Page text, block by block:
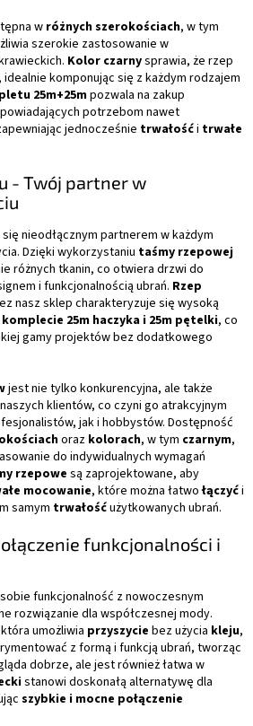
w różnych szerokościach, w tym
szerokie zastosowanie w
Kolor czarnysprawia, że rzep
komponując się z każdym rodzajem
25m+25mpozwala na zakup
potrzebom nawet
jednocześnie trwałośći trwałe
- Twój partner w
nieodłącznym partnerem w każdym
Dzięki wykorzystaniu taśmy rzepowej
różnych tkanin, co otwiera drzwi do
i funkcjonalnością ubrań. Rzep
nasz sklep charakteryzuje się wysoką
komplecie 25m haczyka i 25m pętelki, co
gamy projektów bez dodatkowego
jest nie tylko konkurencyjna, ale także
klientów, co czyni go atrakcyjnym
jak i hobbystów. Dostępność
oraz kolorach, w tym czarnym,
do indywidualnych wymagań
rzepowe są zaprojektowane, aby
mocowanie, które można łatwołączyći
samym trwałośćużytkowanych ubrań.
funkcjonalności i
funkcjonalność z nowoczesnym
rozwiązanie dla współczesnej mody.
umożliwia przyszycie bez użycia kleju,
z formą i funkcją ubrań, tworząc
dobrze, ale jest również łatwa w
stanowi doskonałą alternatywę dla
szybkie i mocne połączenie